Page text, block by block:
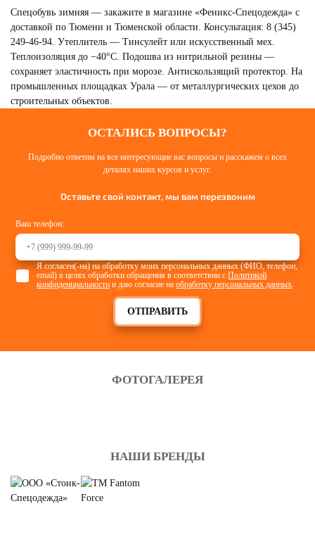
СПЕЦОБУВЬ ТЕРМОСТОЙКАЯ
Смотреть
Спецобувь зимняя — закажите в магазине «Феникс-Спецодежда» с
доставкой по Тюмени и Тюменской области. Консультация: 8 (345)
249-46-94. Утеплитель — Тинсулейт или искусственный мех.
Теплоизоляция до −40°C. Подошва из нитрильной резины —
сохраняет эластичность при морозе. Антискользящий протектор. На
промышленных площадках Урала — от металлургических цехов до
строительных объектов.
ОСТАЛИСЬ ВОПРОСЫ?
Подробно ответим на все интересующие вас вопросы и расскажем о всех
деталях наших курсов и услуг.
Оставьте свой контакт, мы вам перезвоним
Ваш телефон:
ОТПРАВИТЬ
Я согласен(-на) на обработку моих персональных данных (ФИО, телефон,
email) в целях обработки обращения в соответствии сПолитикой
конфиденциальности и даю согласие наобработку персональных данных.
ФОТОГАЛЕРЕЯ
НАШИ БРЕНДЫ